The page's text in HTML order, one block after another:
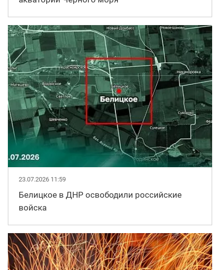
23.07.2026 11:59
Белицкое в ДНР освободили российские
войска